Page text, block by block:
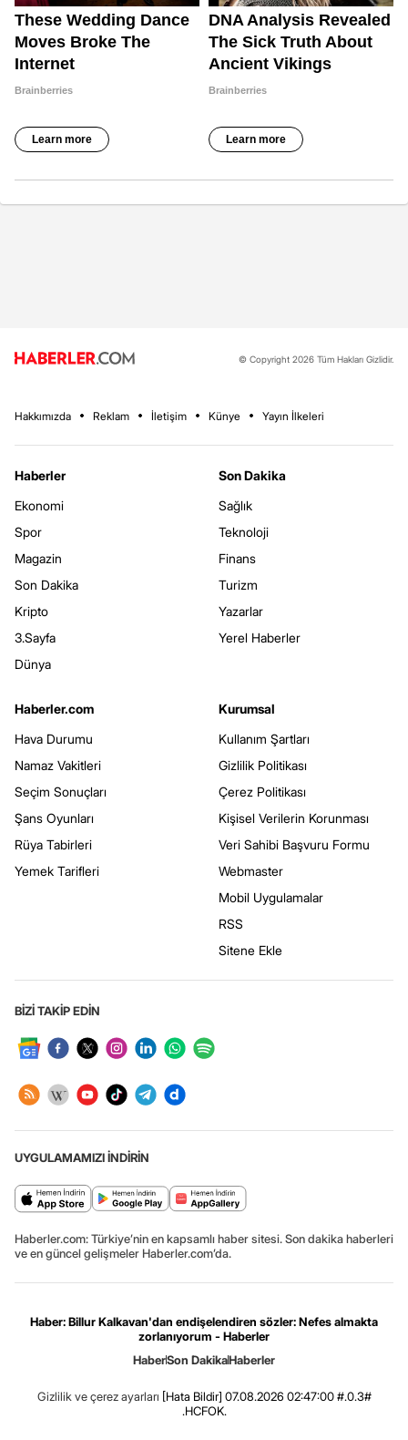
© Copyright 2026 Tüm Hakları Gizlidir.
Hakkımızda Reklam İletişim Künye Yayın İlkeleri
Haberler
Ekonomi
Spor
Magazin
Son Dakika
Kripto
3.Sayfa
Dünya
Son Dakika
Sağlık
Teknoloji
Finans
Turizm
Yazarlar
Yerel Haberler
Haberler.com
Hava Durumu
Namaz Vakitleri
Seçim Sonuçları
Şans Oyunları
Rüya Tabirleri
Yemek Tarifleri
Kurumsal
Kullanım Şartları
Gizlilik Politikası
Çerez Politikası
Kişisel Verilerin Korunması
Veri Sahibi Başvuru Formu
Webmaster
Mobil Uygulamalar
RSS
Sitene Ekle
BİZİ TAKİP EDİN
UYGULAMAMIZI İNDİRİN
Haberler.com: Türkiye’nin en kapsamlı haber sitesi. Son dakika haberleri
ve en güncel gelişmeler Haberler.com’da.
Haber: Billur Kalkavan'dan endişelendiren sözler: Nefes almakta
zorlanıyorum - Haberler
HaberSon DakikaHaberler
Gizlilik ve çerez ayarları [Hata Bildir] 07.08.2026 02:47:00 #.0.3#
.HCFOK.